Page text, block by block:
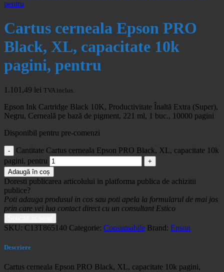
Cartus cerneala Epson PRO
Black, XL, capacitate 10k
pagini, pentru
1.101,49 lei TVA inclus.
Epson Ink Cartridge Black 10K, Productivitate Înaltă Extra (Super),
Negru, Cerneală pe bază de pigment, 221 ml, 1 buc., 10000 pagini
Disponibil pentru pre-comenzi
Cantitate Cartus cerneala Epson PRO Black, XL, capacitate 10k
pagini, pentru
Adaugă în coș
Doresti publicarea articolului in platforma publica de achizitii
publice?
Poti adauga produsul in cos sau poti apela la formularul de mai jos
prin care vei lua contact direct cu un consultant Estico
SKU: C13T865140 Categorie: Consumabile Brand: Epson
Descriere
Cartus cerneala Epson PRO Black, XL, capacitate 10k pagini,